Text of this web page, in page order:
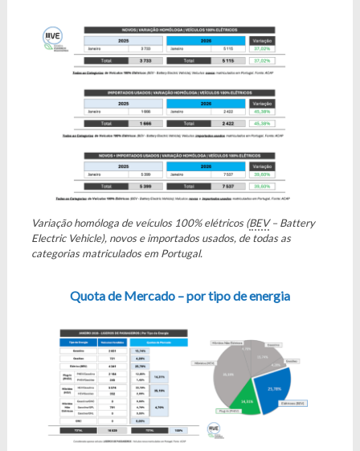
Variação homóloga de veículos 100% elétricos (BEV– Battery
Electric Vehicle), novos e importados usados, de todas as
categorias matriculados em Portugal.
Quota de Mercado – por tipo de energia